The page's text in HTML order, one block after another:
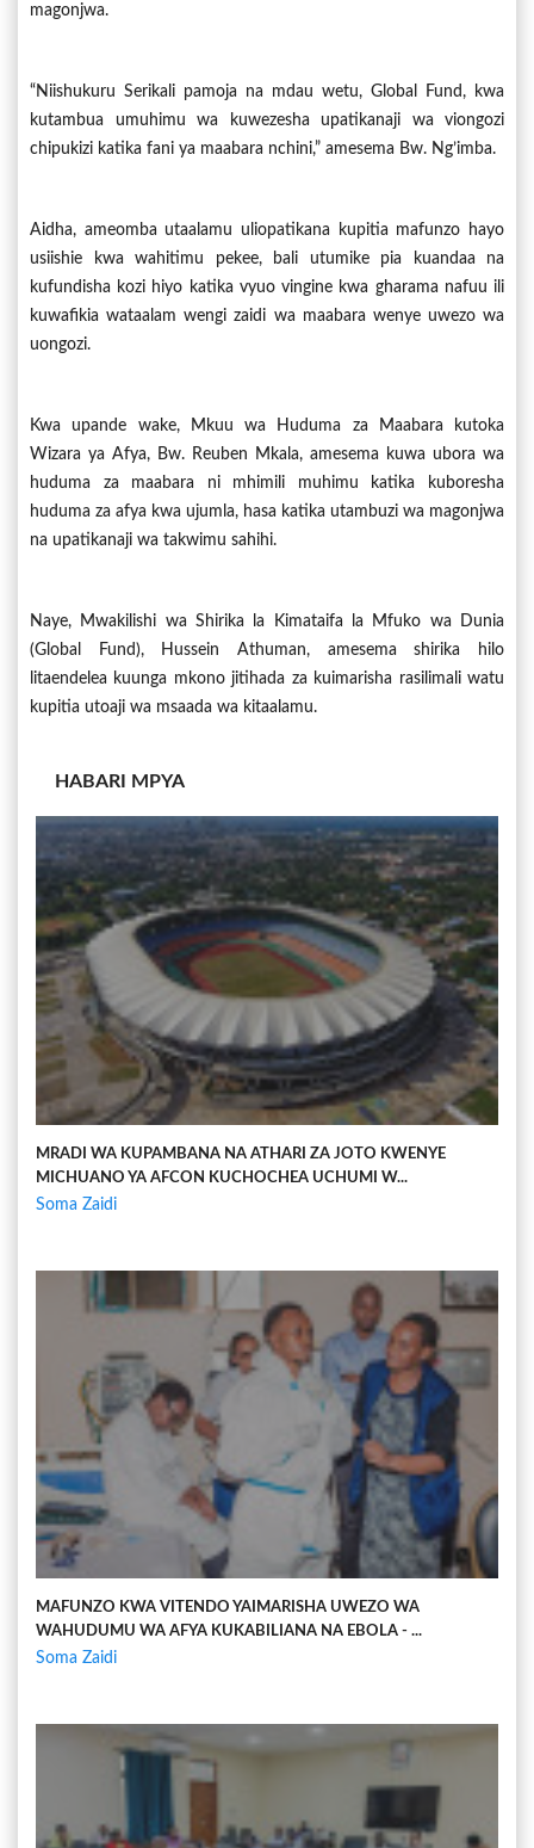
magonjwa.
“Niishukuru Serikali pamoja na mdau wetu, Global Fund, kwa
kutambua umuhimu wa kuwezesha upatikanaji wa viongozi
chipukizi katika fani ya maabara nchini,” amesema Bw. Ng’imba.
Aidha, ameomba utaalamu uliopatikana kupitia mafunzo hayo
usiishie kwa wahitimu pekee, bali utumike pia kuandaa na
kufundisha kozi hiyo katika vyuo vingine kwa gharama nafuu ili
kuwafikia wataalam wengi zaidi wa maabara wenye uwezo wa
uongozi.
Kwa upande wake, Mkuu wa Huduma za Maabara kutoka
Wizara ya Afya, Bw. Reuben Mkala, amesema kuwa ubora wa
huduma za maabara ni mhimili muhimu katika kuboresha
huduma za afya kwa ujumla, hasa katika utambuzi wa magonjwa
na upatikanaji wa takwimu sahihi.
Naye, Mwakilishi wa Shirika la Kimataifa la Mfuko wa Dunia
(Global Fund), Hussein Athuman, amesema shirika hilo
litaendelea kuunga mkono jitihada za kuimarisha rasilimali watu
kupitia utoaji wa msaada wa kitaalamu.
HABARI MPYA
MRADI WA KUPAMBANA NA ATHARI ZA JOTO KWENYE
MICHUANO YA AFCON KUCHOCHEA UCHUMI W...
Soma Zaidi
MAFUNZO KWA VITENDO YAIMARISHA UWEZO WA
WAHUDUMU WA AFYA KUKABILIANA NA EBOLA - ...
Soma Zaidi